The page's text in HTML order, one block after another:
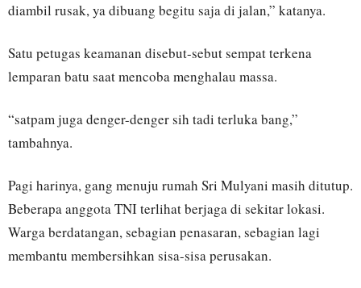
diambil rusak, ya dibuang begitu saja di jalan,” katanya.
Satu petugas keamanan disebut-sebut sempat terkena
lemparan batu saat mencoba menghalau massa.
“satpam juga denger-denger sih tadi terluka bang,”
tambahnya.
Pagi harinya, gang menuju rumah Sri Mulyani masih ditutup.
Beberapa anggota TNI terlihat berjaga di sekitar lokasi.
Warga berdatangan, sebagian penasaran, sebagian lagi
membantu membersihkan sisa-sisa perusakan.